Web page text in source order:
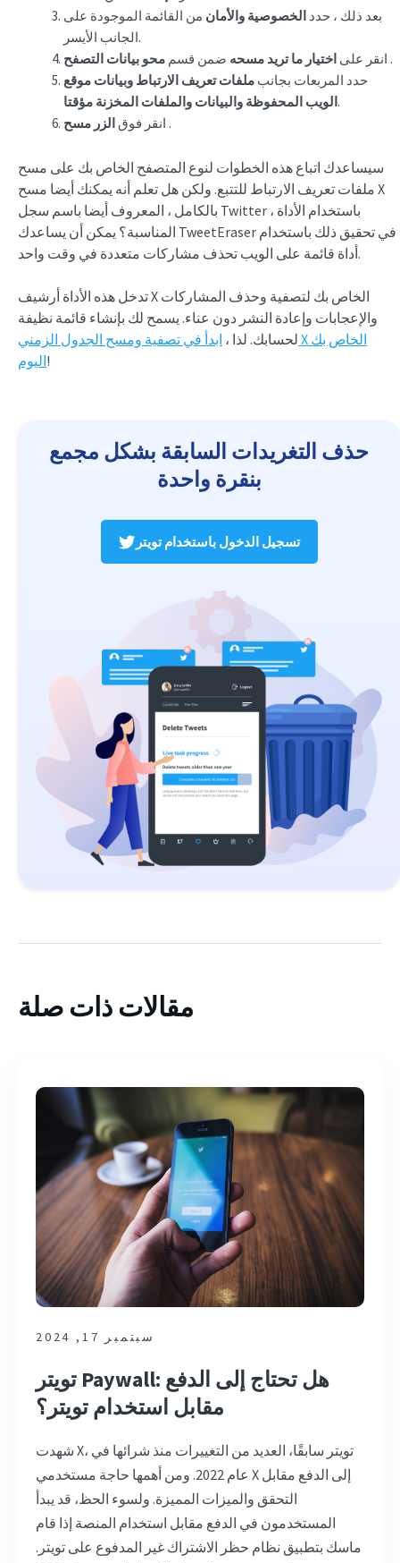
بعد ذلك ، حدد الخصوصية والأمان من القائمة الموجودة على
الجانب الأيسر.
انقر على اختيار ما تريد مسحه ضمن قسم محو بيانات التصفح
.
حدد المربعات بجانب ملفات تعريف الارتباط وبيانات موقع
الويب المحفوظة والبيانات والملفات المخزنة مؤقتا.
انقر فوقالزر مسح .
سيساعدك اتباع هذه الخطوات لنوع المتصفح الخاص بك على مسح
ملفات تعريف الارتباط للتتبع. ولكن هل تعلم أنه يمكنك أيضا مسح X
بالكامل ، المعروف أيضا باسم سجل Twitter ، باستخدام الأداة
المناسبة؟ يمكن أن يساعدك TweetEraser في تحقيق ذلك باستخدام
أداة قائمة على الويب تحذف مشاركات متعددة في وقت واحد.
تدخل هذه الأداة أرشيف X الخاص بك لتصفية وحذف المشاركات
والإعجابات وإعادة النشر دون عناء. يسمح لك بإنشاء قائمة نظيفة
لحسابك. لذا ، ابدأ في تصفية ومسح الجدول الزمني X الخاص بك
اليوم!
حذف التغريدات السابقة بشكل مجمع
بنقرة واحدة
تسجيل الدخول باستخدام تويتر
مقالات ذات صلة
سبتمبر 17, 2024
تويتر Paywall: هل تحتاج إلى الدفع
مقابل استخدام تويتر؟
شهدت X، تويتر سابقًا، العديد من التغييرات منذ شرائها في
عام 2022. ومن أهمها حاجة مستخدمي X إلى الدفع مقابل
التحقق والميزات المميزة. ولسوء الحظ، قد يبدأ
المستخدمون في الدفع مقابل استخدام المنصة إذا قام
ماسك بتطبيق نظام حظر الاشتراك غير المدفوع على تويتر.